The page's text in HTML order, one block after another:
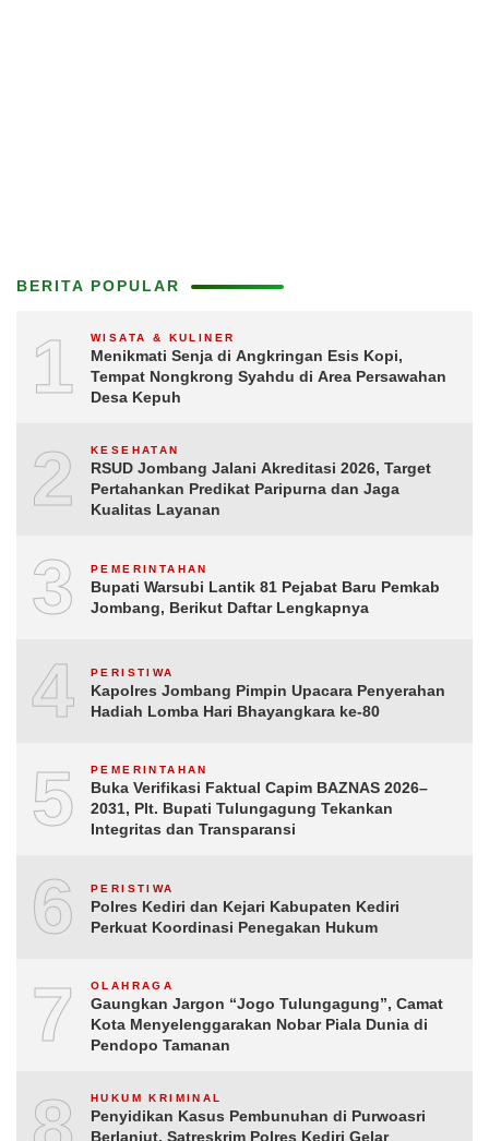
BERITA POPULAR
1 WISATA & KULINER
Menikmati Senja di Angkringan Esis Kopi,
Tempat Nongkrong Syahdu di Area Persawahan
Desa Kepuh
2 KESEHATAN
RSUD Jombang Jalani Akreditasi 2026, Target
Pertahankan Predikat Paripurna dan Jaga
Kualitas Layanan
3 PEMERINTAHAN
Bupati Warsubi Lantik 81 Pejabat Baru Pemkab
Jombang, Berikut Daftar Lengkapnya
4 PERISTIWA
Kapolres Jombang Pimpin Upacara Penyerahan
Hadiah Lomba Hari Bhayangkara ke-80
5 PEMERINTAHAN
Buka Verifikasi Faktual Capim BAZNAS 2026–
2031, Plt. Bupati Tulungagung Tekankan
Integritas dan Transparansi
6 PERISTIWA
Polres Kediri dan Kejari Kabupaten Kediri
Perkuat Koordinasi Penegakan Hukum
7 OLAHRAGA
Gaungkan Jargon “Jogo Tulungagung”, Camat
Kota Menyelenggarakan Nobar Piala Dunia di
Pendopo Tamanan
HUKUM KRIMINAL
Penyidikan Kasus Pembunuhan di Purwoasri
Berlanjut, Satreskrim Polres Kediri Gelar